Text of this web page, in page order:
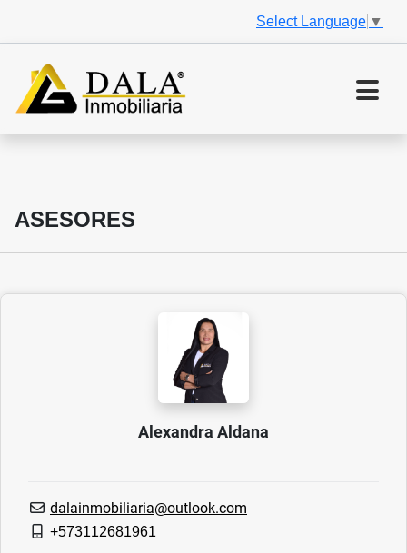
Select Language ▼
ASESORES
Alexandra Aldana
dalainmobiliaria@outlook.com
+573112681961